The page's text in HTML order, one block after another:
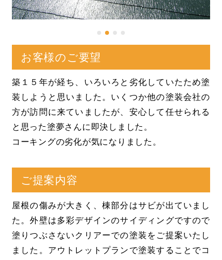
お客様のご要望
築１５年が経ち、いろいろと劣化していたため塗
装しようと思いました。いくつか他の塗装会社の
方が訪問に来ていましたが、安心して任せられる
と思った塗夢さんに即決しました。
コーキングの劣化が気になりました。
ご提案内容
屋根の傷みが大きく、棟部分はサビが出ていまし
た。外壁は多彩デザインのサイディングですので
塗りつぶさないクリアーでの塗装をご提案いたし
ました。アウトレットプランで塗装することでコ